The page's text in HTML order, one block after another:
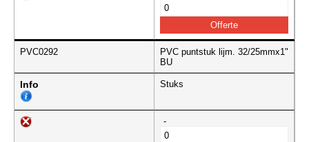
PVC0292
PVC puntstuk lijm. 32/25mmx1"
BU
Info Stuks
-